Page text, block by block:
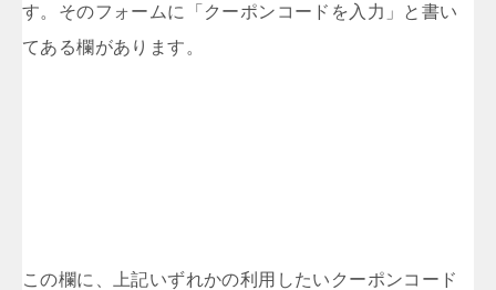
す。そのフォームに「クーポンコードを入力」と書い
てある欄があります。
この欄に、上記いずれかの利用したいクーポンコード